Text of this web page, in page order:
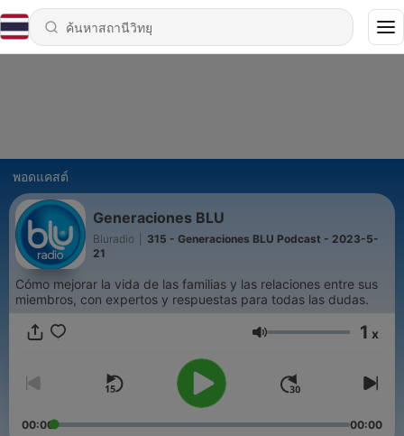
พอดแคสต์
Generaciones BLU
Bluradio
315 - Generaciones BLU Podcast - 2023-5-
21
Cómo mejorar la vida de las familias y las relaciones entre sus
miembros, con expertos y respuestas para todas las dudas.
ระดับเสียง 1 x
00:00 00:00